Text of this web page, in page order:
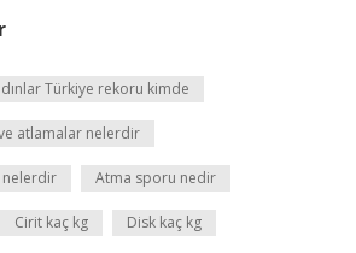
Türkiye rekoru kimde
atlamalar nelerdir
nelerdir Atma sporu nedir
Cirit kaç kg Disk kaç kg